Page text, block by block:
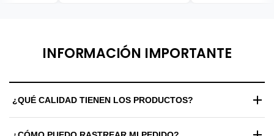
INFORMACIÓN IMPORTANTE
¿QUÉ CALIDAD TIENEN LOS PRODUCTOS?